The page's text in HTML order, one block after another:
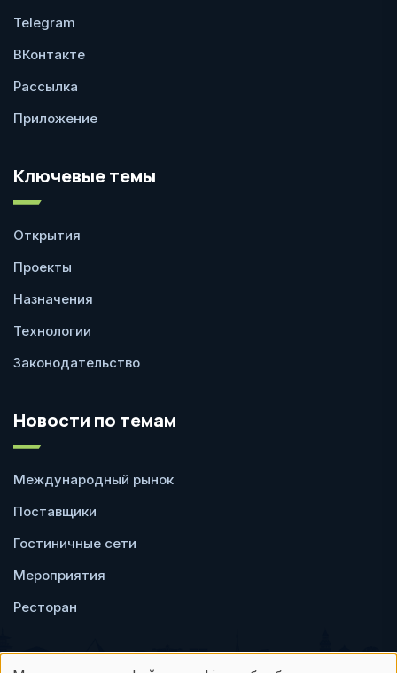
Telegram
ВКонтакте
Рассылка
Приложение
Ключевые темы
Открытия
Проекты
Назначения
Технологии
Законодательство
Новости по темам
Международный рынок
Поставщики
Гостиничные сети
Мероприятия
Ресторан